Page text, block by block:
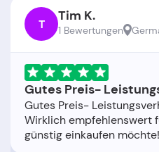
T Tim K.
1 Bewertungen
Gutes Preis-
Gutes Preis-
Wirklich empfehlenswert